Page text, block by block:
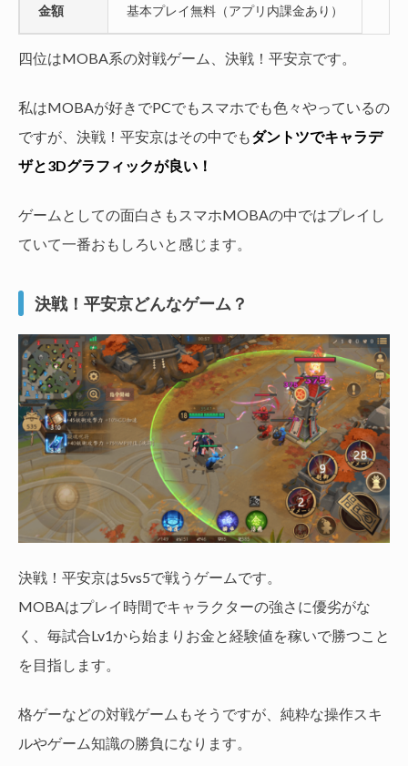
金額 基本プレイ無料（アプリ内課金あり）
四位はMOBA系の対戦ゲーム、決戦！平安京です。
私はMOBAが好きでPCでもスマホでも色々やっているの
ですが、決戦！平安京はその中でもダントツでキャラデ
ザと3Dグラフィックが良い！
ゲームとしての面白さもスマホMOBAの中ではプレイし
ていて一番おもしろいと感じます。
決戦！平安京どんなゲーム？
決戦！平安京は5vs5で戦うゲームです。
MOBAはプレイ時間でキャラクターの強さに優劣がな
く、毎試合Lv1から始まりお金と経験値を稼いで勝つこと
を目指します。
格ゲーなどの対戦ゲームもそうですが、純粋な操作スキ
ルやゲーム知識の勝負になります。